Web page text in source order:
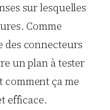
sur lesquelles
Comme
des connecteurs
un plan à tester
comment ça me
efficace.